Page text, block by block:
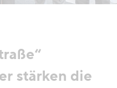
stärken die